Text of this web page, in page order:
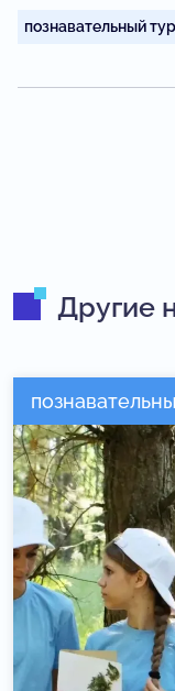
познавательный
Другие